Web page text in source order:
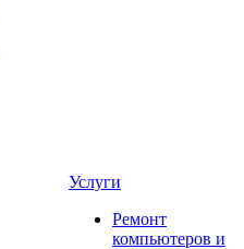
Услуги
Ремонт
компьютеров и